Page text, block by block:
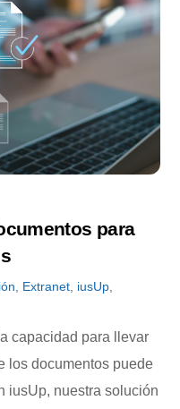
para
Extranet iusUp
capacidad para llevar
los documentos puede
iusUp, nuestra solución